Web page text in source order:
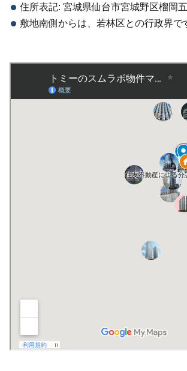
住所表記: 宮城県仙台市宮城野区榴岡
敷地南側からは、若林区との行政界で